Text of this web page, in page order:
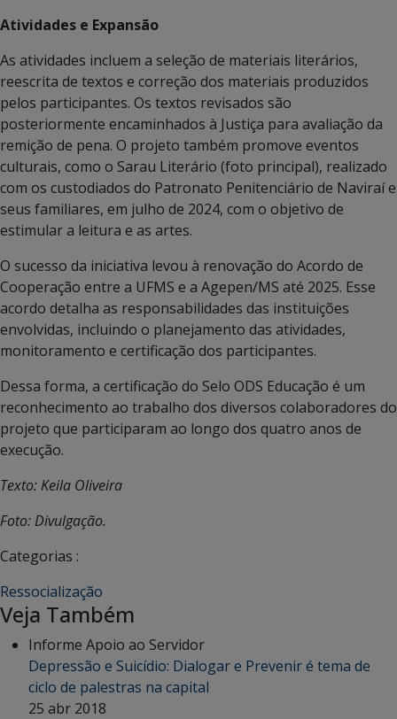
Atividades e Expansão
As atividades incluem a seleção de materiais literários,
reescrita de textos e correção dos materiais produzidos
pelos participantes. Os textos revisados são
posteriormente encaminhados à Justiça para avaliação da
remição de pena. O projeto também promove eventos
culturais, como o Sarau Literário (foto principal), realizado
com os custodiados do Patronato Penitenciário de Naviraí e
seus familiares, em julho de 2024, com o objetivo de
estimular a leitura e as artes.
O sucesso da iniciativa levou à renovação do Acordo de
Cooperação entre a UFMS e a Agepen/MS até 2025. Esse
acordo detalha as responsabilidades das instituições
envolvidas, incluindo o planejamento das atividades,
monitoramento e certificação dos participantes.
Dessa forma, a certificação do Selo ODS Educação é um
reconhecimento ao trabalho dos diversos colaboradores do
projeto que participaram ao longo dos quatro anos de
execução.
Texto: Keila Oliveira
Foto: Divulgação.
Categorias :
Ressocialização
Veja Também
Informe Apoio ao Servidor
Depressão e Suicídio: Dialogar e Prevenir é tema de
ciclo de palestras na capital
25 abr 2018